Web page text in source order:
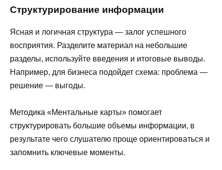
Структурирование информации
Ясная и логичная структура — залог успешного
восприятия. Разделите материал на небольшие
разделы, используйте введения и итоговые выводы.
Например, для бизнеса подойдет схема: проблема —
решение — выгоды.
Методика «Ментальные карты» помогает
структурировать большие объемы информации, в
результате чего слушателю проще ориентироваться и
запомнить ключевые моменты.